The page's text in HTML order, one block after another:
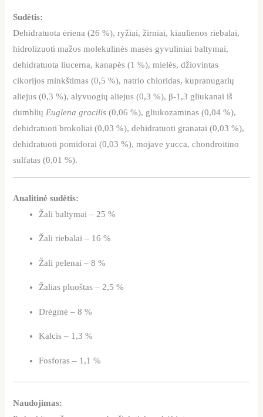
Sudėtis:
Dehidratuota ėriena (26 %), ryžiai, žirniai, kiaulienos riebalai,
hidrolizuoti mažos molekulinės masės gyvuliniai baltymai,
dehidratuota liucerna, kanapės (1 %), mielės, džiovintas
cikorijos minkštimas (0,5 %), natrio chloridas, kupranugarių
aliejus (0,3 %), alyvuogių aliejus (0,3 %), β-1,3 gliukanai iš
dumblių Euglena gracilis (0,06 %), gliukozaminas (0,04 %),
dehidratuoti brokoliai (0,03 %), dehidratuoti granatai (0,03 %),
dehidratuoti pomidorai (0,03 %), mojave yucca, chondroitino
sulfatas (0,01 %).
Analitinė sudėtis:
Žali baltymai – 25 %
Žali riebalai – 16 %
Žali pelenai – 8 %
Žalias pluoštas – 2,5 %
Drėgmė – 8 %
Kalcis – 1,3 %
Fosforas – 1,1 %
Naudojimas: